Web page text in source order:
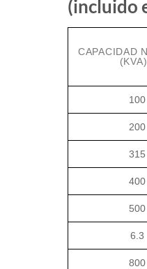
(incluido
CAPACIDAD
(KVA)
100
200
315
400
500
6.3
800